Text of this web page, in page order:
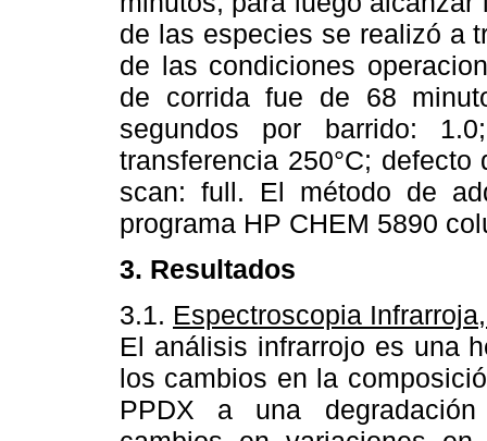
de las especies se realizó a
de las condiciones
de corrida fue de 68
segundos por barrido:
transferencia 250°C;
scan: full. El método de
programa HP CHEM 5890
3. Resultados
3.1. Espectroscopia
El análisis infrarrojo es una
los cambios en la
PPDX a una degradación